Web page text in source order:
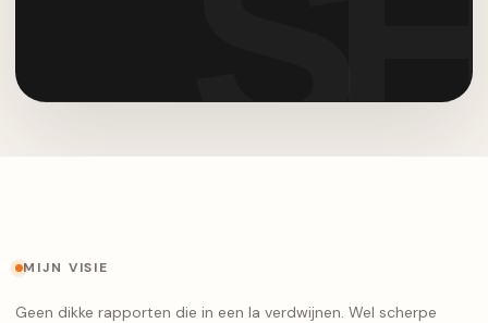
MIJN VISIE
Geen dikke rapporten die in een la verdwijnen. Wel scherpe